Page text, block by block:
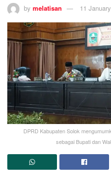
by melatisan 11
DPRD Kabupaten Solok
sebagai Bupati dan